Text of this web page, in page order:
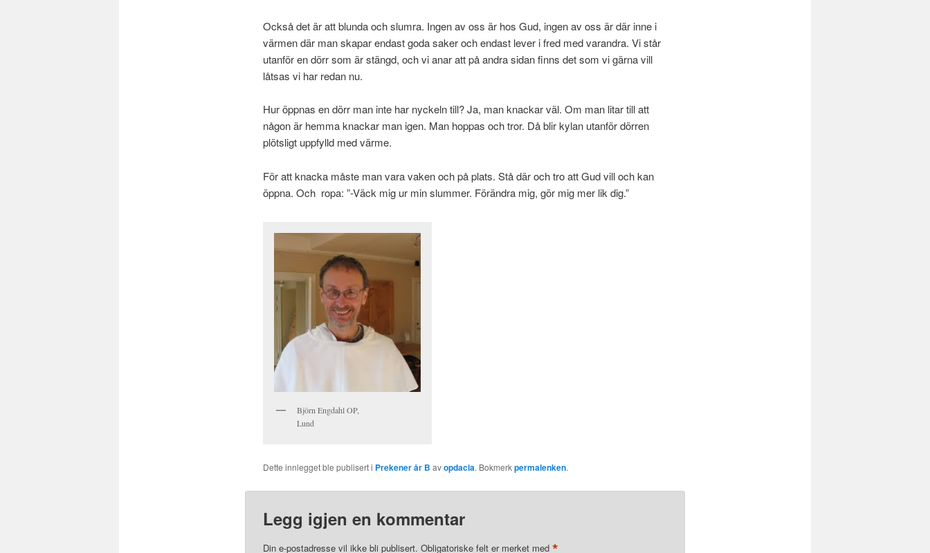
Också det är att blunda och slumra. Ingen av oss är hos Gud, ingen av oss är där inne i
värmen där man skapar endast goda saker och endast lever i fred med varandra. Vi står
utanför en dörr som är stängd, och vi anar att på andra sidan finns det som vi gärna vill
låtsas vi har redan nu.
Hur öppnas en dörr man inte har nyckeln till? Ja, man knackar väl. Om man litar till att
någon är hemma knackar man igen. Man hoppas och tror. Då blir kylan utanför dörren
plötsligt uppfylld med värme.
För att knacka måste man vara vaken och på plats. Stå där och tro att Gud vill och kan
öppna. Och ropa: ”-Väck mig ur min slummer. Förändra mig, gör mig mer lik dig.”
Björn Engdahl OP,
Lund
Dette innlegget ble publisert i Prekener år B avopdacia. Bokmerkpermalenken.
Legg igjen en kommentar
Din e-postadresse vil ikke bli publisert. Obligatoriske felt er merket med